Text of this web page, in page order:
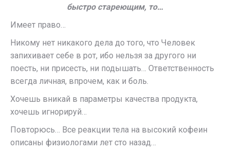
быстро стареющим, то…
Имеет право…
Никому нет никакого дела до того, что Человек
запихивает себе в рот, ибо нельзя за другого ни
поесть, ни присесть, ни подышать… Ответственность
всегда личная, впрочем, как и боль.
Хочешь вникай в параметры качества продукта,
хочешь игнорируй…
Повторюсь… Все реакции тела на высокий кофеин
описаны физиологами лет сто назад…